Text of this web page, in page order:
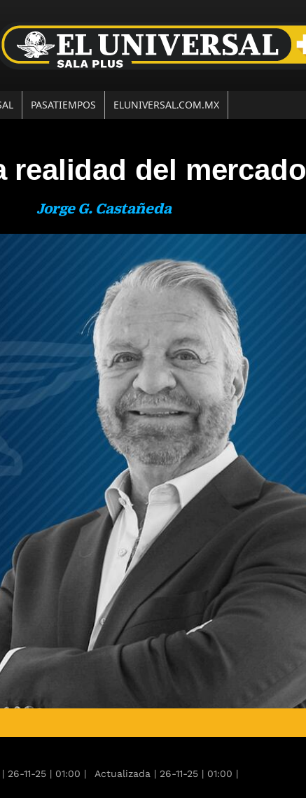
PASATIEMPOS ELUNIVERSAL.COM.MX
realidad del mercado
Jorge G. Castañeda
| 26-11-25 | 01:00 | Actualizada | 26-11-25 | 01:00 |